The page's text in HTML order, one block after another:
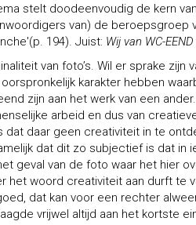
stelt doodeenvoudig de kern
van) de beroepsgroep
194). Juist: Wij van WC-EEND
van foto’s. Wil er sprake zijn
karakter hebben
zijn aan het werk van een ander.
arbeid en dus van
dat daar geen creativiteit in te
dat dit zo subjectief is dat in
geval van de foto waar het hier
het woord creativiteit aan durft te
dat kan voor een rechter
vrijwel altijd aan het kortste